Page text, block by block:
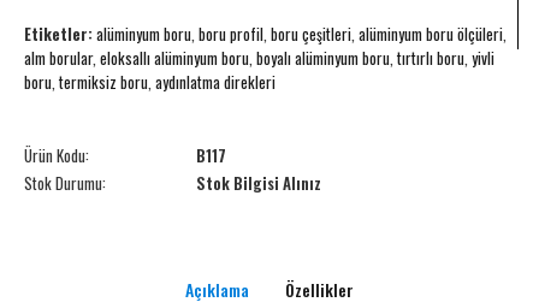
Etiketler: alüminyum boru, boru profil, boru çeşitleri, alüminyum boru ölçüleri,
alm borular, eloksallı alüminyum boru, boyalı alüminyum boru, tırtırlı boru, yivli
boru, termiksiz boru, aydınlatma direkleri
Ürün Kodu:
B117
Stok Durumu:
Stok Bilgisi Alınız
Açıklama Özellikler